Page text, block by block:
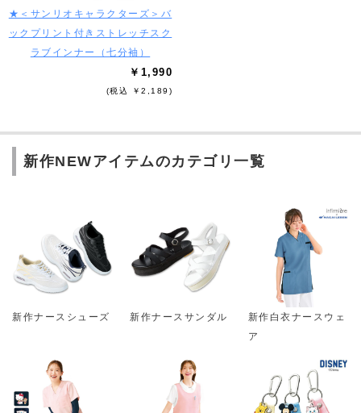
★＜サンリオキャラクターズ＞バ
ックプリント付きストレッチスク
ラブインナー（七分袖）
￥1,990
(税込 ￥2,189)
新作NEWアイテムのカテゴリ一覧
新作ナースシューズ 新作ナースサンダル
新作白衣ナースウェ
ア